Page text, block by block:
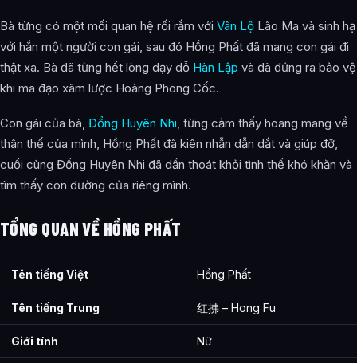
Bà từng có một mối quan hệ rối rắm với Vân Lộ Lão Ma và sinh hạ
với hắn một người con gái, sau đó Hồng Phất đã mang con gái đi
thật xa. Bà đã từng hết lòng dạy dỗ Hàn Lập và đã đứng ra bảo vệ
khi ma đạo xâm lược Hoàng Phong Cốc.
Con gái của bà, Đổng Huyên Nhi, từng cảm thấy hoang mang về
thân thế của mình, Hồng Phất đã kiên nhẫn dẫn dắt và giúp đỡ,
cuối cùng Đổng Huyên Nhi đã dần thoát khỏi tình thế khó khăn và
tìm thấy con đường của riêng mình.
TỔNG QUAN VỀ HỒNG PHẤT
Tên tiếng Việt Hồng Phất
Tên tiếng Trung 红拂 – Hong Fu
Giới tính Nữ